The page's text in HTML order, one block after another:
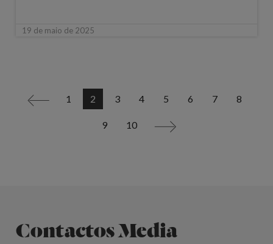
19 de maio de 2025
< 1 2 3 4 5 6 7 8
9 10 >
Contactos Media